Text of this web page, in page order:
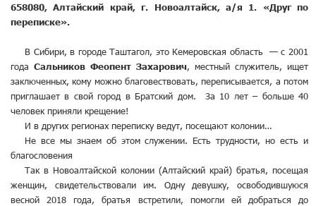
658080, Алтайский край, г. Новоалтайск, а/я 1. «Друг по
переписке».
В Сибири, в городе Таштагол, это Кемеровская область — с 2001
года Сальников Феопент Захарович, местный служитель, ищет
заключенных, кому можно благовествовать, переписывается, а потом
приглашает в свой город в Братский дом. За 10 лет – больше 40
человек приняли крещение!
И в других регионах переписку ведут, посещают колонии…
Не все мы знаем об этом служении. Есть трудности, но есть и
благословения
Так в Новоалтайской колонии (Алтайский край) братья, посещая
женщин, свидетельствовали им. Одну девушку, освободившуюся
весной 2018 года, братья встретили, помогли ей добраться до